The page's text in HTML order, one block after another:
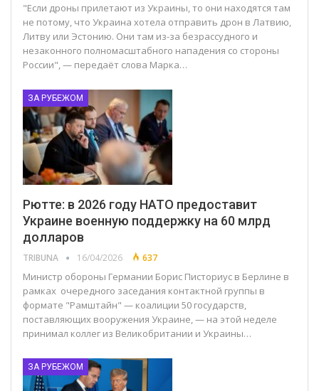
"Если дроны прилетают из Украины, то они находятся там
не потому, что Украина хотела отправить дрон в Латвию,
Литву или Эстонию. Они там из-за безрассудного и
незаконного полномасштабного нападения со стороны
России", — передаёт слова Марка…
ЗА РУБЕЖОМ
Рютте: в 2026 году НАТО предоставит
Украине военную поддержку на 60 млрд
долларов
TRIBUNA 16/04/2026 637
Министр обороны Германии Борис Писториус в Берлине в
рамках очередного заседания контактной группы в
формате "Рамштайн" — коалиции 50 государств,
поставляющих вооружения Украине, — на этой неделе
принимал коллег из Великобритании и Украины…
ЗА РУБЕЖОМ